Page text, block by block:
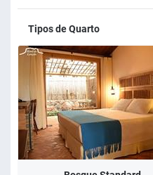
Tipos de Quarto